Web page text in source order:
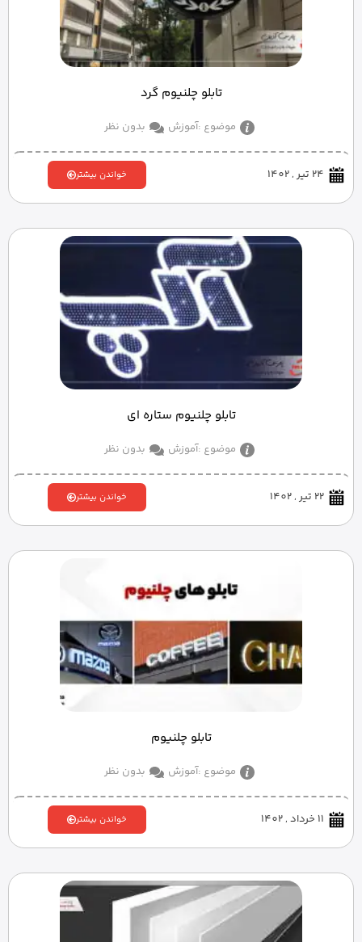
تابلو چلنیوم گرد
موضوع :آموزش بدون نظر
24 تیر , 1402 خواندن بیشتر
تابلو چلنیوم ستاره ای
موضوع :آموزش بدون نظر
22 تیر , 1402 خواندن بیشتر
تابلو چلنیوم
موضوع :آموزش بدون نظر
11 خرداد , 1402 خواندن بیشتر